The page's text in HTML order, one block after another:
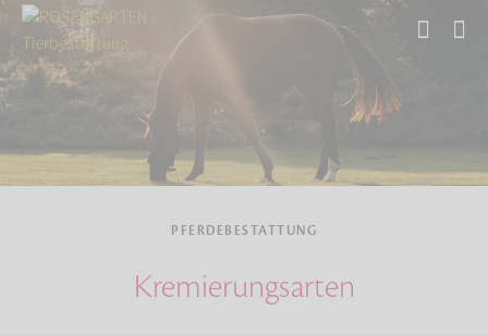
Start Tierbestattung
PFERDEBESTATTUNG
Kremierungsarten